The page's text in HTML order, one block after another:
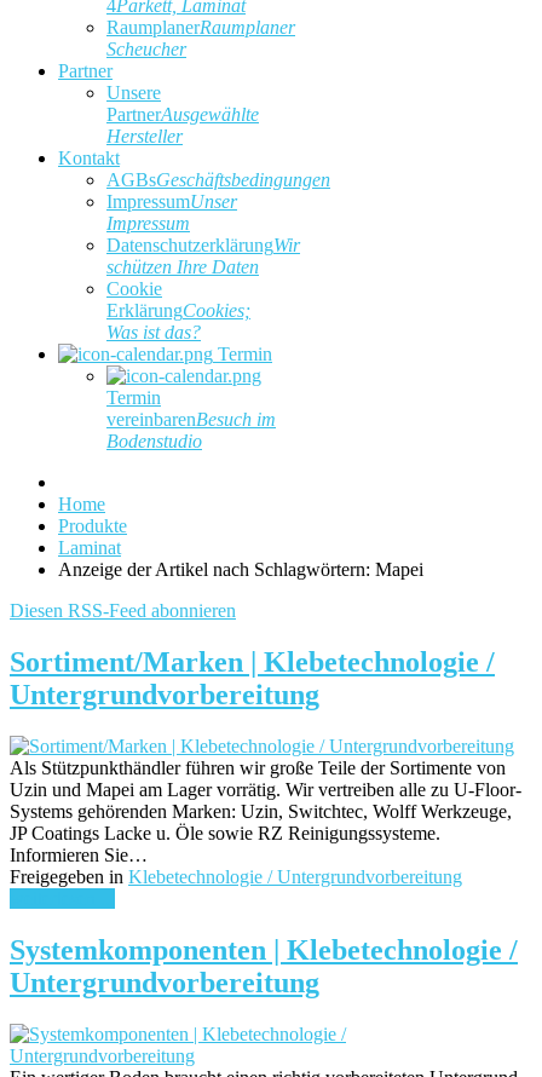
4Parkett, Laminat
RaumplanerRaumplaner
Scheucher
Partner
Unsere
PartnerAusgewählte
Hersteller
Kontakt
AGBsGeschäftsbedingungen
ImpressumUnser
Impressum
DatenschutzerklärungWir
schützen Ihre Daten
Cookie
ErklärungCookies;
Was ist das?
Termin
Termin
vereinbarenBesuch im
Bodenstudio
Home
Produkte
Laminat
Anzeige der Artikel nach Schlagwörtern: Mapei
Diesen RSS-Feed abonnieren
Sortiment/Marken | Klebetechnologie /
Untergrundvorbereitung
Als Stützpunkthändler führen wir große Teile der Sortimente von
Uzin und Mapei am Lager vorrätig. Wir vertreiben alle zu U-Floor-
Systems gehörenden Marken: Uzin, Switchtec, Wolff Werkzeuge,
JP Coatings Lacke u. Öle sowie RZ Reinigungssysteme.
Informieren Sie…
Freigegeben in Klebetechnologie / Untergrundvorbereitung
Systemkomponenten | Klebetechnologie /
Untergrundvorbereitung